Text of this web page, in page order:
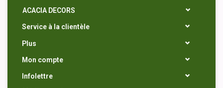
ACACIA DECORS
Service à la clientèle
Plus
Mon compte
Infolettre